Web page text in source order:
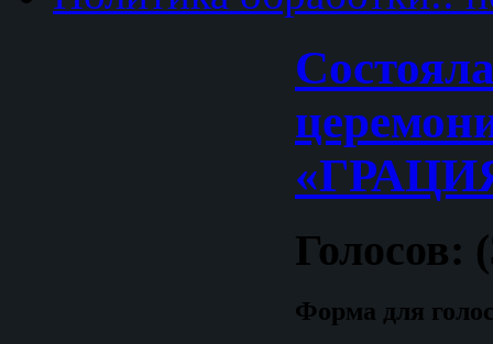
Голосов:
Форма для